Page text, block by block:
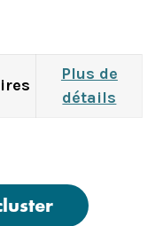
Plus de
détails